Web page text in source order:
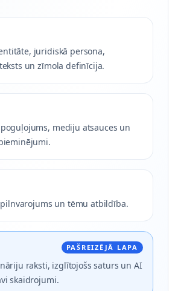
juridiskā persona,
un zīmola definīcija.
mediju atsauces un
un tēmu atbildība.
PAŠREIZĒJĀ LAPA
raksti, izglītojošs saturs un AI
skaidrojumi.